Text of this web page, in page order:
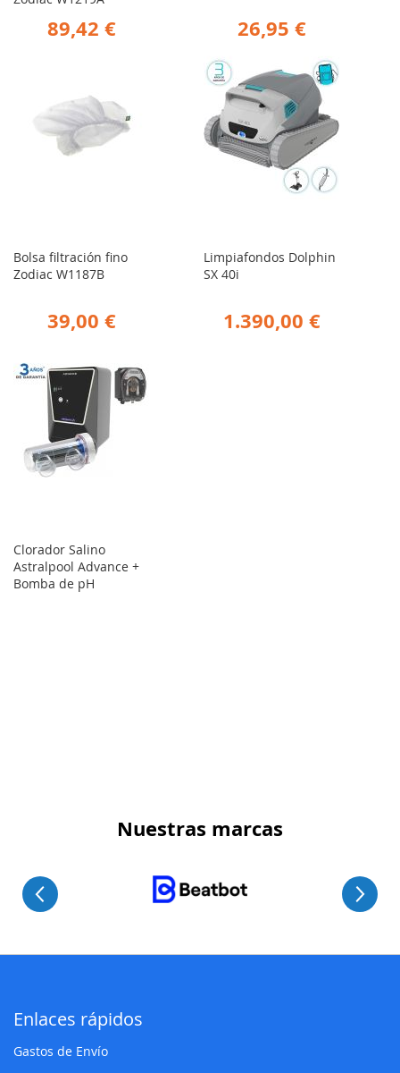
89,42 € 26,95 €
Bolsa filtración fino
Zodiac W1187B
39,00 €
Limpiafondos Dolphin
SX 40i
1.390,00 €
Clorador Salino
Astralpool Advance +
Bomba de pH
Nuestras marcas
Enlaces rápidos
Gastos de Envío